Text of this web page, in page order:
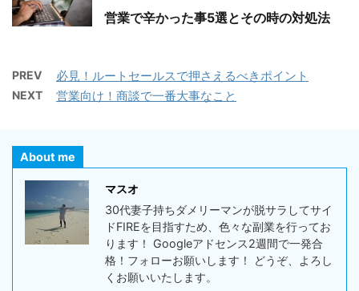
営業で辛かった事5選とその時の対処法
PREV 必見！ルートセールスで押さえるべきポイント
NEXT 営業向け！商談で一番大事なこと
About me
マスオ
30代妻子持ちダメリーマンが脱サラしてサイ
ドFIREを目指すため、色々な副業を行ってお
ります！ Googleアドセンス2週間で一発合
格！フォローお願いします！ どうぞ、よろし
くお願いいたします。